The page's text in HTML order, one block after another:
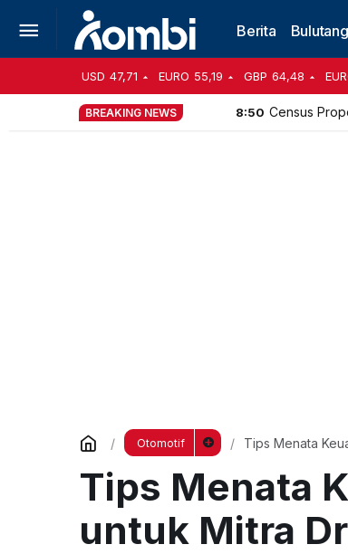
Berita
USD 47,71 EURO 55,19 GBP 64,48
BREAKING NEWS 8:50 Census
Otomotif Tips Menata
Tips Menata
untuk Mitra